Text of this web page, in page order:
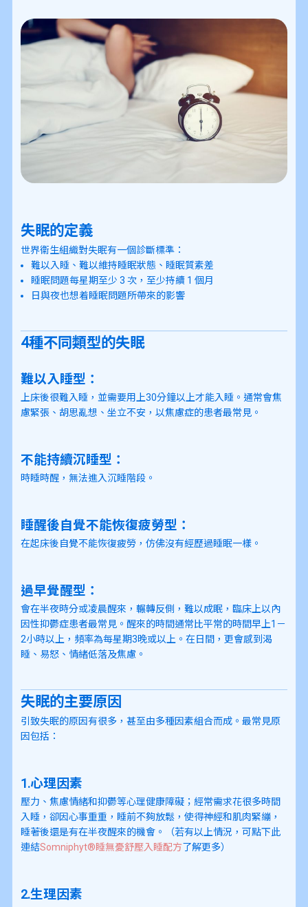
失眠的定義
世界衞生組織對失眠有一個診斷標準：
難以入睡、難以維持睡眠狀態、睡眠質素差
睡眠問題每星期至少 3 次，至少持續 1 個月
日與夜也想着睡眠問題所帶來的影響
4種不同類型的失眠
難以入睡型：
上床後很難入睡，並需要用上30分鐘以上才能入睡。通常會焦
慮緊張、胡思亂想、坐立不安，以焦慮症的患者最常見。
不能持續沉睡型：
時睡時醒，無法進入沉睡階段。
睡醒後自覺不能恢復疲勞型：
在起床後自覺不能恢復疲勞，仿佛沒有經歷過睡眠一樣。
過早覺醒型：
會在半夜時分或凌晨醒來，輾轉反側，難以成眠，臨床上以內
因性抑鬱症患者最常見。醒來的時間通常比平常的時間早上1－
2小時以上，頻率為每星期3晚或以上。在日間，更會感到渴
睡、易怒、情緒低落及焦慮。
失眠的主要原因
引致失眠的原因有很多，甚至由多種因素組合而成。最常見原
因包括：
1.心理因素
壓力、焦慮情緒和抑鬱等心理健康障礙；經常需求花很多時間
入睡，卻因心事重重，睡前不夠放鬆，使得神經和肌肉緊繃，
睡著後還是有在半夜醒來的機會。（若有以上情況，可點下此
連結Somniphyt®睡無憂舒壓入睡配方了解更多）
2.生理因素